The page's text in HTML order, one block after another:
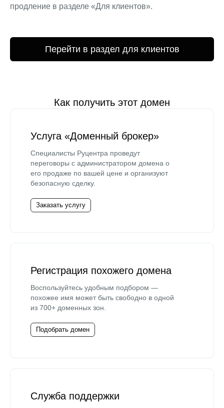
продление в разделе «Для клиентов».
Перейти в раздел для клиентов
Как получить этот домен
Услуга «Доменный брокер»
Специалисты Руцентра проведут
переговоры с администратором домена о
его продаже по вашей цене и организуют
безопасную сделку.
Заказать услугу
Регистрация похожего домена
Воспользуйтесь удобным подбором —
похожее имя может быть свободно в одной
из 700+ доменных зон.
Подобрать домен
Служба поддержки